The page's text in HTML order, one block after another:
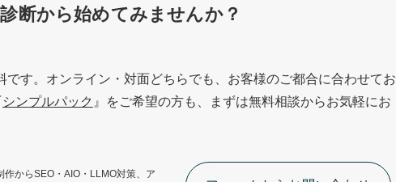
断から始めてみませんか？
す。オンライン・対面どちらでも、お客様のご都合に合わせてお
シンプルパック 』をご希望の方も、まずは無料相談からお気軽にお
作からSEO・AIO・LLMO対策、ア